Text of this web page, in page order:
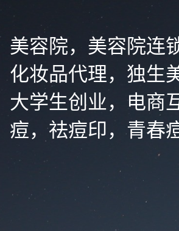
美容院，美容院连
化妆品代理，独生
大学生创业，电商
痘，祛痘印，青春